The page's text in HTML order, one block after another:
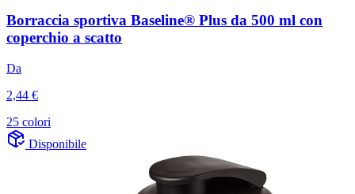
Borraccia sportiva Baseline® Plus da 500 ml con
coperchio a scatto
Da
2,44 €
25 colori
Disponibile